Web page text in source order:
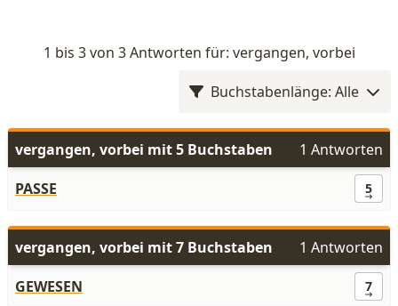
1 bis 3 von 3 Antworten für: vergangen, vorbei
Buchstabenlänge: Alle
vergangen, vorbei mit 5 Buchstaben
1 Antworten
PASSE
5
vergangen, vorbei mit 7 Buchstaben
1 Antworten
GEWESEN
7